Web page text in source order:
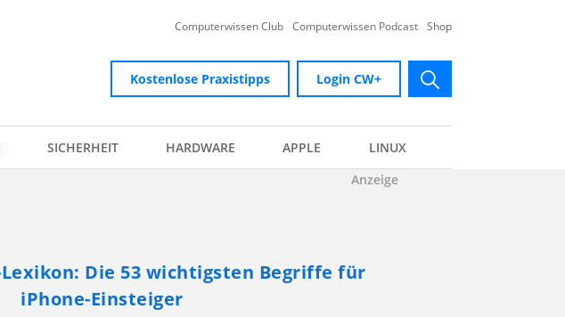
Computerwissen Club Computerwissen Podcast Shop
Kostenlose Praxistipps
Login CW+
submit
SICHERHEIT HARDWARE APPLE LINUX